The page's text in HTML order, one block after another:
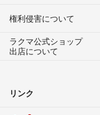
権利侵害について
ラクマ公式ショップ
出店について
リンク